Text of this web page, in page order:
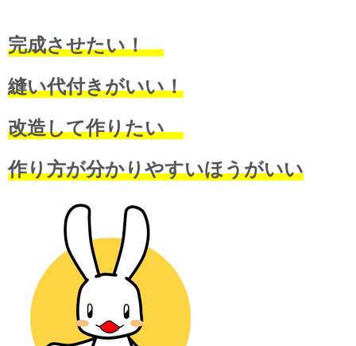
完成させたい！
縫い代付きがいい！
改造して作りたい
作り方が分かりやすいほうがいい